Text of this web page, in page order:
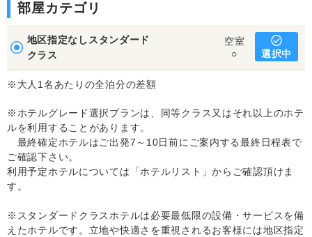
部屋カテゴリ
地区指定なしスタンダード
クラス
空室
○
選択中
※大人1名あたりの全泊分の差額
※ホテルグレード選択プランは、同等クラス又はそれ以上のホテ
ルを利用することがあります。
最終確定ホテルはご出発7～10日前にご案内する最終日程表で
ご確認下さい。
利用予定ホテルについては「ホテルリスト」からご確認頂けま
す。
※スタンダードクラスホテルは必要最低限の設備・サービスを備
えたホテルです。立地や快適さを重視されるお客様には地区指定